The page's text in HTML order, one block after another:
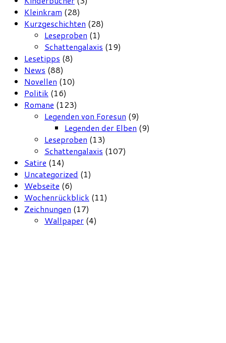
Kleinkram (28)
Kurzgeschichten (28)
Leseproben (1)
Schattengalaxis (19)
Lesetipps (8)
News (88)
Novellen (10)
Politik (16)
Romane (123)
Legenden von Foresun (9)
Legenden der Elben (9)
Leseproben (13)
Schattengalaxis (107)
Satire (14)
Uncategorized (1)
Webseite (6)
Wochenrückblick (11)
Zeichnungen (17)
Wallpaper (4)